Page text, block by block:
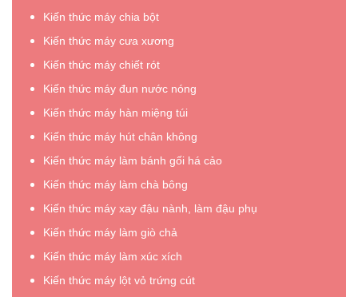
Kiến thức máy chia bột
Kiến thức máy cưa xương
Kiến thức máy chiết rót
Kiến thức máy đun nước nóng
Kiến thức máy hàn miệng túi
Kiến thức máy hút chân không
Kiến thức máy làm bánh gối há cảo
Kiến thức máy làm chà bông
Kiến thức máy xay đậu nành, làm đậu phụ
Kiến thức máy làm giò chả
Kiến thức máy làm xúc xích
Kiến thức máy lột vỏ trứng cút